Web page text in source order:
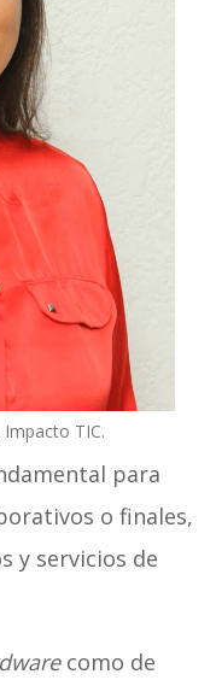
TIC.
para
o finales,
y servicios de
como de